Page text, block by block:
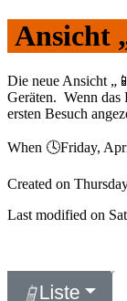
Ansicht
Die neue Ansicht
Geräten. Wenn das
ersten Besuch
When 🕓︎Friday,
Created on
Last modified on